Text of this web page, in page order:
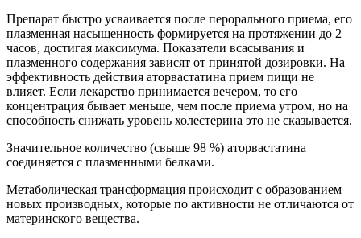
Препарат быстро усваивается после перорального приема, его
плазменная насыщенность формируется на протяжении до 2
часов, достигая максимума. Показатели всасывания и
плазменного содержания зависят от принятой дозировки. На
эффективность действия аторвастатина прием пищи не
влияет. Если лекарство принимается вечером, то его
концентрация бывает меньше, чем после приема утром, но на
способность снижать уровень холестерина это не сказывается.
Значительное количество (свыше 98 %) аторвастатина
соединяется с плазменными белками.
Метаболическая трансформация происходит с образованием
новых производных, которые по активности не отличаются от
материнского вещества.